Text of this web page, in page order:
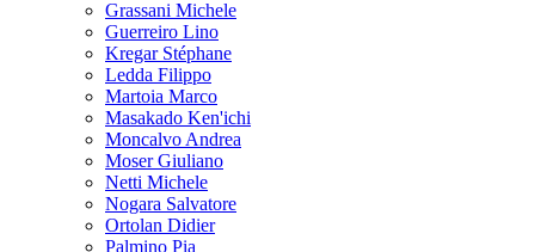
Grassani Michele
Guerreiro Lino
Kregar Stéphane
Ledda Filippo
Martoia Marco
Masakado Ken'ichi
Moncalvo Andrea
Moser Giuliano
Netti Michele
Nogara Salvatore
Ortolan Didier
Palmino Pia